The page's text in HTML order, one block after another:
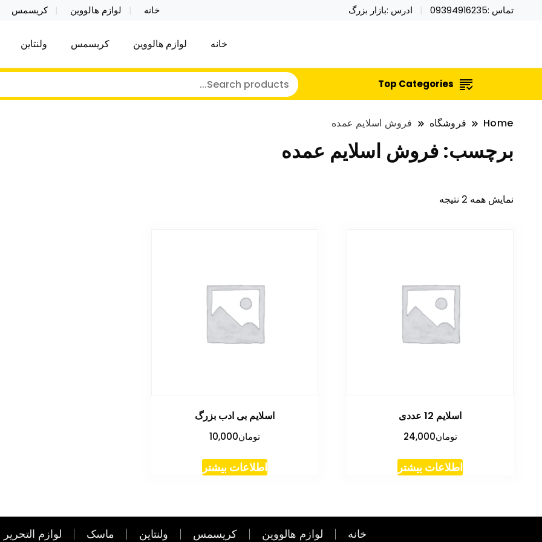
تماس :09394916235 ادرس :بازار بزرگ خانه لوازم هالووین کریسمس
نایکر توی فروش عمده لوازم هالووین ولن تاین کادویی کریسمس اکسسوری
خرید محصولات خاص فیجت اسباب بازی تراول ماگ نایکر توی فروش عمده لوازم هالووین ولن تاین کادویی
خانه لوازم هالووین کریسمس ولنتاین
Top Categories
Home فروشگاه فروش اسلایم عمده
برچسب: فروش اسلایم عمده
نمایش همه 2 نتیجه
اسلایم 12 عددی
تومان24,000
اطلاعات بیشتر
اسلایم بی ادب بزرگ
تومان10,000
اطلاعات بیشتر
خانه لوازم هالووین کریسمس ولنتاین ماسک لوازم التحریر